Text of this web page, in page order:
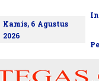
Kamis, 6 Agustus
2026